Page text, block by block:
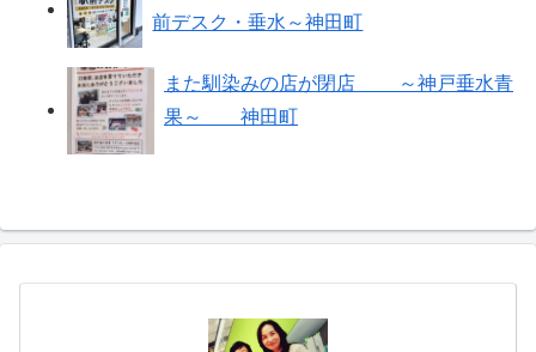
前デスク・垂水～神田町
また馴染みの店が閉店 ～神戸垂水青
果～ 神田町